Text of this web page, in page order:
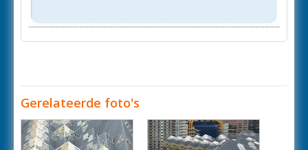
Gerelateerde foto's